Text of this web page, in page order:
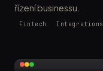
řízení businessu.
Fintech Integrations